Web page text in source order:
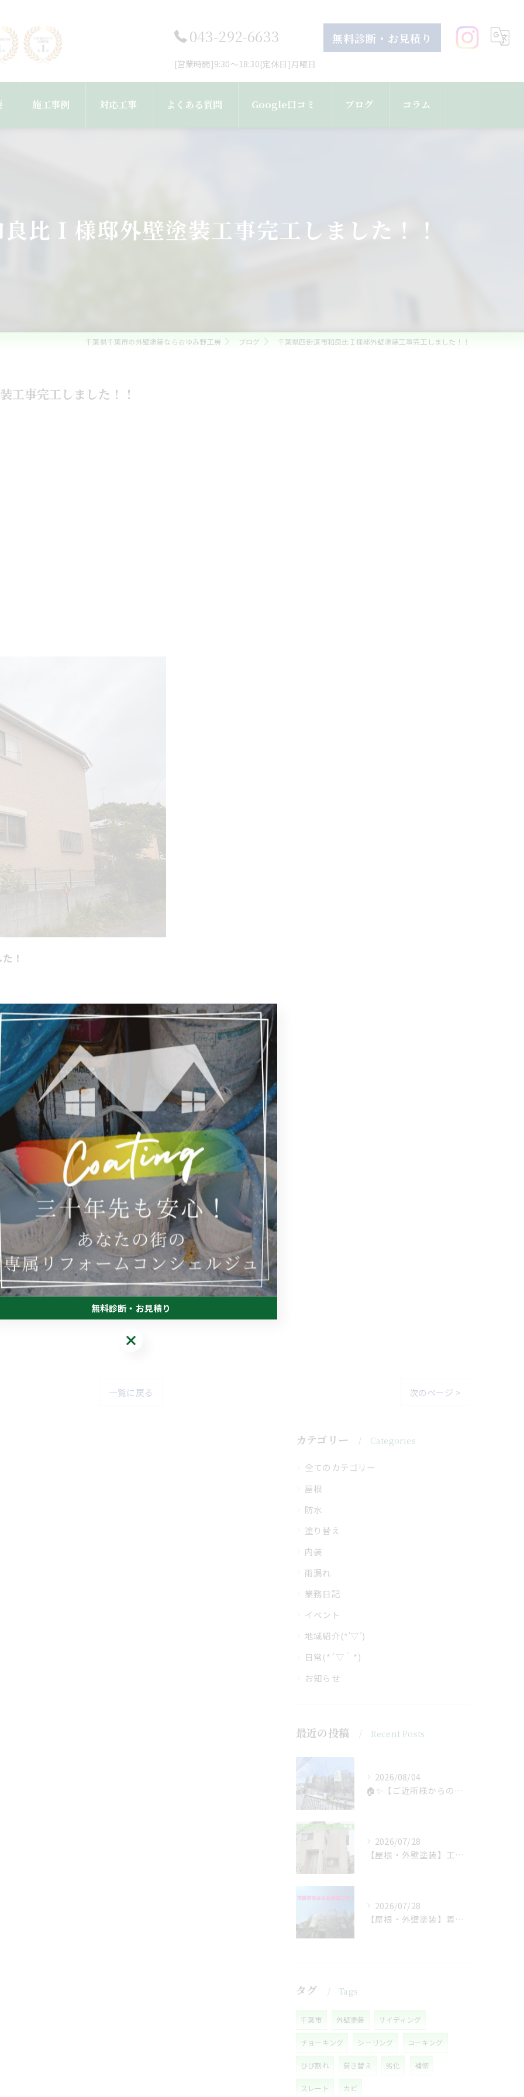
043-292-6633 無料診断・お見積り
[営業時間]9:30～18:30[定休日]月曜日
施工事例 対応工事
雨樋・屋根修理
よくある質問 Google口コミ ブログ コラム
比Ｉ様邸外壁塗装工事完工しました！！
千葉県千葉市の外壁塗装ならおゆみ野工房 ブログ 千葉県四街道市和良比Ｉ様邸外壁塗装工事完工しました！！
工事完工しました！！
！
格をもったスタッフが無料で行ってます。
お問い合わせください！
い
い。
一覧に戻る 次のページ >
カテゴリー Categories
全てのカテゴリー
屋根
防水
塗り替え
内装
雨漏れ
業務日記
イベント
地域紹介(*’▽’)
日常(*´▽｀*)
お知らせ
最近の投稿 Recent Posts
2026/08/04
🏠✨【ご近所様からのご紹介で、工事スタート！】✨🏠
2026/07/28
【屋根・外壁塗装】工事着工しました❗️
2026/07/28
【屋根・外壁塗装】着工しました❗️
タグ Tags
千葉市 外壁塗装 サイディング
チョーキング シーリング コーキング
ひび割れ 葺き替え 劣化 補修
スレート カビ
無料診断・お見積り
無料診断・お見積り